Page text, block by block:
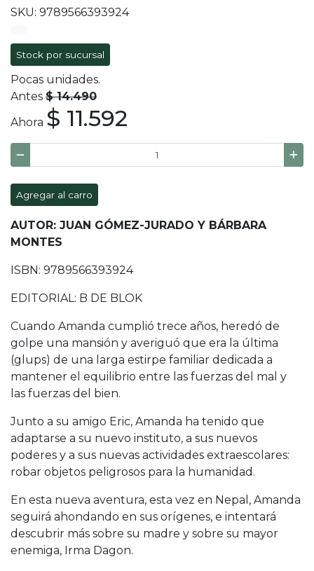
SKU: 9789566393924
Stock por sucursal
Pocas unidades.
Antes $ 14.490
Ahora $ 11.592
Agregar al carro
AUTOR: JUAN GÓMEZ-JURADO Y BÁRBARA
MONTES
ISBN: 9789566393924
EDITORIAL: B DE BLOK
Cuando Amanda cumplió trece años, heredó de
golpe una mansión y averiguó que era la última
(glups) de una larga estirpe familiar dedicada a
mantener el equilibrio entre las fuerzas del mal y
las fuerzas del bien.
Junto a su amigo Eric, Amanda ha tenido que
adaptarse a su nuevo instituto, a sus nuevos
poderes y a sus nuevas actividades extraescolares:
robar objetos peligrosos para la humanidad.
En esta nueva aventura, esta vez en Nepal, Amanda
seguirá ahondando en sus orígenes, e intentará
descubrir más sobre su madre y sobre su mayor
enemiga, Irma Dagon.